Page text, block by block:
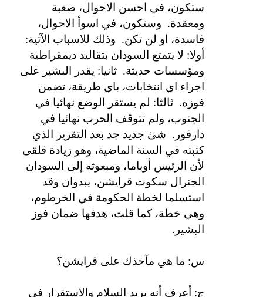
ستكون، في احسن الاحوال، صعبة
ومعقدة. وستكون، في اسوأ الاحوال،
فاسدة، او لن تكن. وذلك للاسباب الآتية:
أولا: لا يتمتع السودان بتقاليد ديمقراطية
ومؤسسات حديثة. ثانيا: يقدر البشير على
اجراء اي انتخابات، باي طريقة، تضمن
فوزه. ثالثا: لم يستقر الوضع نهائيا في
الجنوب، ولم تتوقف الحرب نهائيا في
دارفور. شئ جديد جد بعد التقرير الذي
كتبته في السنة الماضية، وهو زيادة قلقى
لأن الرئيس أوباما، ومبعوثه إلى السودان
الجنرال سكوت قرايشن، يبدوان وقد
استسلما لخطة الحكومة في الخرطوم،
وهي خطة، كما قلت، هدفها ضمان فوز
البشير.
س: ما هي مآخذك على قرايشن؟
ج: أعرف أنه يريد السلام والاستقرار في